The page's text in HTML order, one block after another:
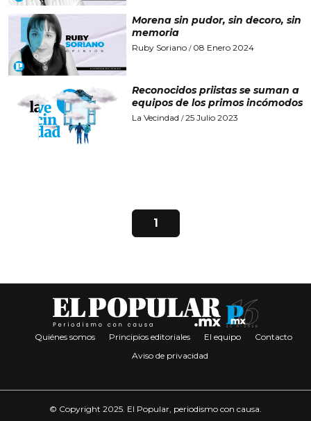
Morena sin pudor, sin decoro, sin
memoria
Ruby Soriano/ 08 Enero 2024
Reconocidos priistas se suman a
equipos de los primos incómodos
La Vecindad /25 Julio 2023
1
Quiénes somos Principios editoriales El equipo
Contacto
Aviso de privacidad
© Copyright 2025. El Popular, periodismo con causa.